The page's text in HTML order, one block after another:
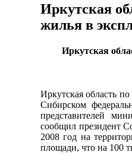
Иркутская
жилья в
Иркутская
Иркутская область
Сибирском
представителей
сообщил президент
2008 год на
площади, что на 100